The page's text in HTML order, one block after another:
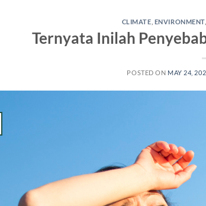
CLIMATE ENVIRONMENT,
Ternyata Inilah
POSTED ON MAY 24,